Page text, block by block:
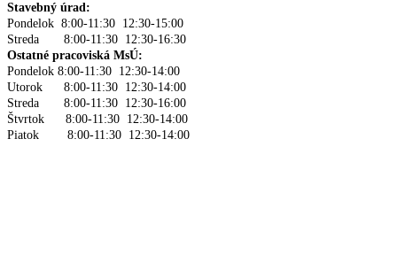
Stavebný úrad:
Pondelok 8:00-11:30 12:30-15:00
Streda 8:00-11:30 12:30-16:30
Ostatné pracoviská MsÚ:
Pondelok 8:00-11:30 12:30-14:00
Utorok 8:00-11:30 12:30-14:00
Streda 8:00-11:30 12:30-16:00
Štvrtok 8:00-11:30 12:30-14:00
Piatok 8:00-11:30 12:30-14:00